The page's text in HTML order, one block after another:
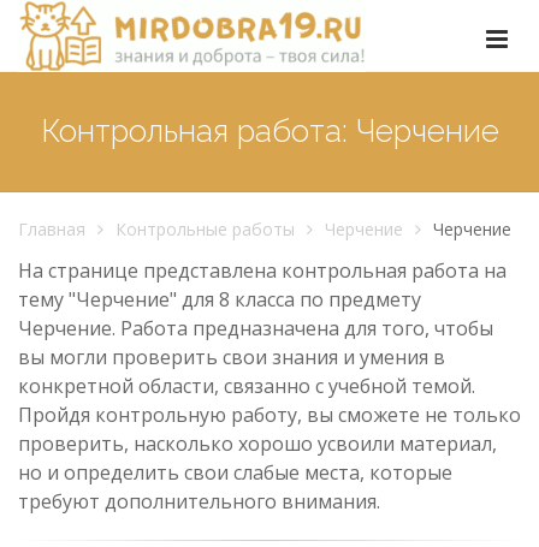
Контрольная работа: Черчение
Главная Контрольные работы Черчение Черчение
На странице представлена контрольная работа на
тему "Черчение" для 8 класса по предмету
Черчение. Работа предназначена для того, чтобы
вы могли проверить свои знания и умения в
конкретной области, связанно с учебной темой.
Пройдя контрольную работу, вы сможете не только
проверить, насколько хорошо усвоили материал,
но и определить свои слабые места, которые
требуют дополнительного внимания.